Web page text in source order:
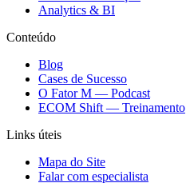
Analytics & BI
Conteúdo
Blog
Cases de Sucesso
O Fator M — Podcast
ECOM Shift — Treinamento
Links úteis
Mapa do Site
Falar com especialista